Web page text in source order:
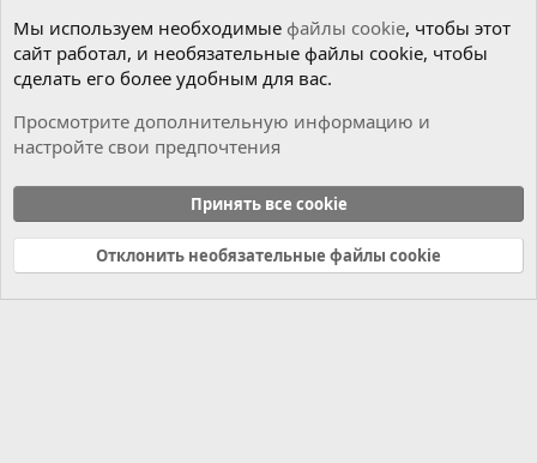
Cookies
Russian (RU)
Связь с нами
Условия и правила
Политика конфиденциальности
Справка Главная
R
Мы используем необходимые файлы cookie, чтобы этот
сайт работал, и необязательные файлы cookie, чтобы
сделать его более удобным для вас.
Просмотрите дополнительную информацию и
настройте свои предпочтения
Принять все cookie
Отклонить необязательные файлы cookie